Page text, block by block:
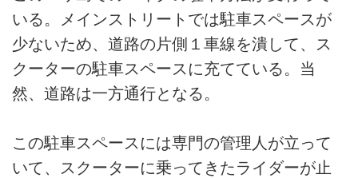
いる。メインストリートでは駐車スペースが
少ないため、道路の片側１車線を潰して、ス
クーターの駐車スペースに充てている。当
然、道路は一方通行となる。
この駐車スペースには専門の管理人が立って
いて、スクーターに乗ってきたライダーが止